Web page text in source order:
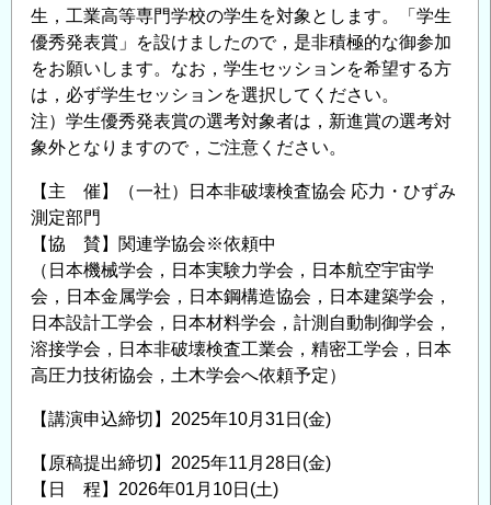
生，工業高等専門学校の学生を対象とします。「学生
優秀発表賞」を設けましたので，是非積極的な御参加
をお願いします。なお，学生セッションを希望する方
は，必ず学生セッションを選択してください。
注）学生優秀発表賞の選考対象者は，新進賞の選考対
象外となりますので，ご注意ください。
【主 催】（一社）日本非破壊検査協会 応力・ひずみ
測定部門
【協 賛】関連学協会※依頼中
（日本機械学会，日本実験力学会，日本航空宇宙学
会，日本金属学会，日本鋼構造協会，日本建築学会，
日本設計工学会，日本材料学会，計測自動制御学会，
溶接学会，日本非破壊検査工業会，精密工学会，日本
高圧力技術協会，土木学会へ依頼予定）
【講演申込締切】2025年10月31日(金)
【原稿提出締切】2025年11月28日(金)
【日 程】2026年01月10日(土)